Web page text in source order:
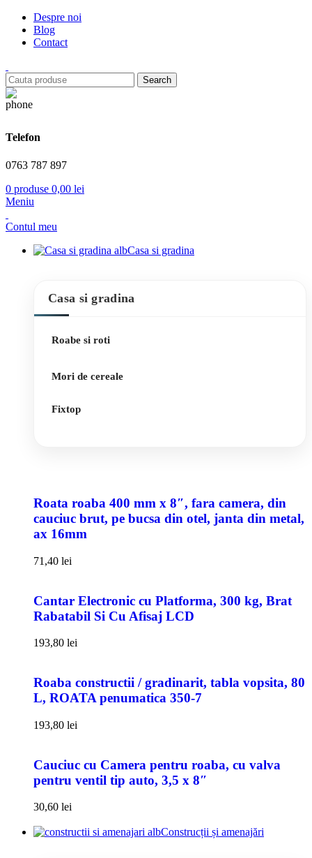
Despre noi
Blog
Contact
Search
Telefon
0763 787 897
0 produse 0,00 lei
Meniu
Contul meu
Casa si gradina
Casa si gradina
Roabe si roti
Mori de cereale
Fixtop
Roata roaba 400 mm x 8″, fara camera, din
cauciuc brut, pe bucsa din otel, janta din metal,
ax 16mm
71,40 lei
Cantar Electronic cu Platforma, 300 kg, Brat
Rabatabil Si Cu Afisaj LCD
193,80 lei
Roaba constructii / gradinarit, tabla vopsita, 80
L, ROATA penumatica 350-7
193,80 lei
Cauciuc cu Camera pentru roaba, cu valva
pentru ventil tip auto, 3,5 x 8″
30,60 lei
Construcții și amenajări